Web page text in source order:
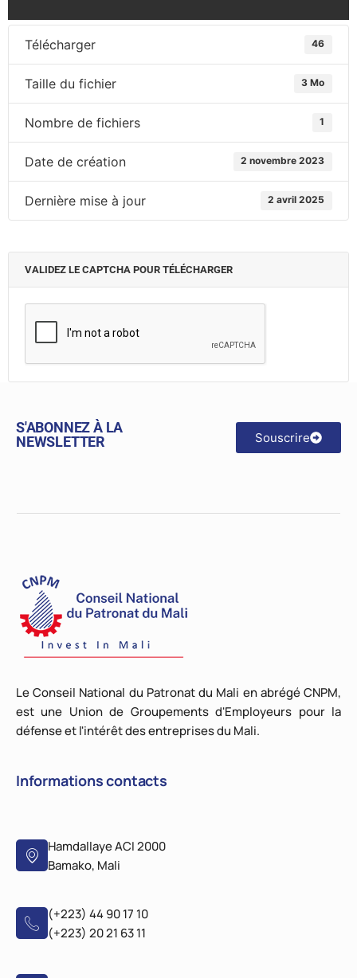
Télécharger 46
Taille du fichier 3 Mo
Nombre de fichiers 1
Date de création 2 novembre 2023
Dernière mise à jour 2 avril 2025
VALIDEZ LE CAPTCHA POUR TÉLÉCHARGER
S'ABONNEZ À LA
NEWSLETTER
Souscrire
Le Conseil National du Patronat du Mali en abrégé CNPM,
est une Union de Groupements d'Employeurs pour la
défense et l'intérêt des entreprises du Mali.
Informations contacts
Hamdallaye ACI 2000
Bamako, Mali
(+223) 44 90 17 10
(+223) 20 21 63 11